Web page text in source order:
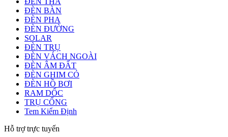
ĐÈN BÀN
ĐÈN PHA
ĐÈN ĐƯỜNG
SOLAR
ĐÈN TRỤ
ĐÈN VÁCH NGOÀI
ĐÈN ÂM ĐẤT
ĐÈN GHIM CỎ
ĐÈN HỒ BƠI
RAM DỐC
TRỤ CỔNG
Tem Kiểm Định
Hỗ trợ trực tuyến